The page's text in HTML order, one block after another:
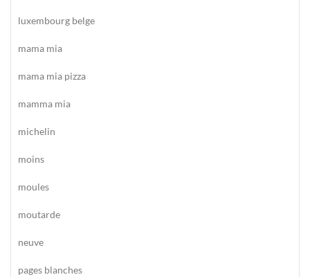
luxembourg belge
mama mia
mama mia pizza
mamma mia
michelin
moins
moules
moutarde
neuve
pages blanches